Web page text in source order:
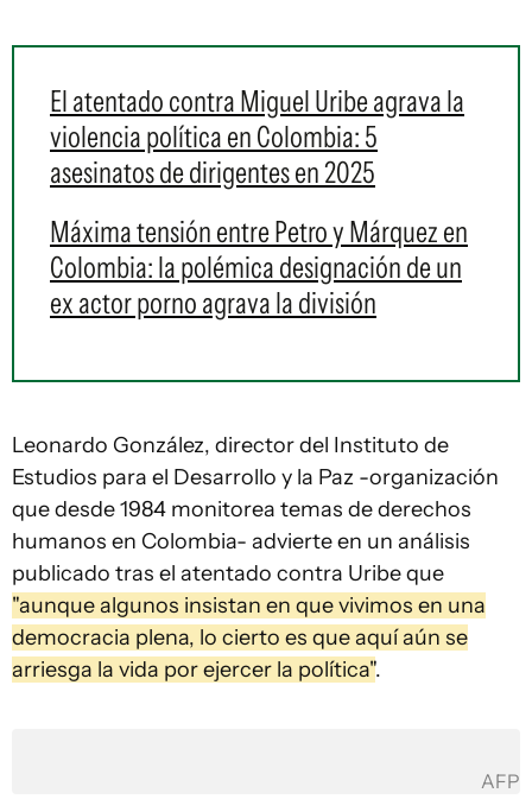
El atentado contra Miguel Uribe agrava la
violencia política en Colombia: 5
asesinatos de dirigentes en 2025
Máxima tensión entre Petro y Márquez en
Colombia: la polémica designación de un
ex actor porno agrava la división
Leonardo González, director del Instituto de
Estudios para el Desarrollo y la Paz -organización
que desde 1984 monitorea temas de derechos
humanos en Colombia- advierte en un análisis
publicado tras el atentado contra Uribe que
"aunque algunos insistan en que vivimos en una
democracia plena, lo cierto es que aquí aún se
arriesga la vida por ejercer la política".
AFP